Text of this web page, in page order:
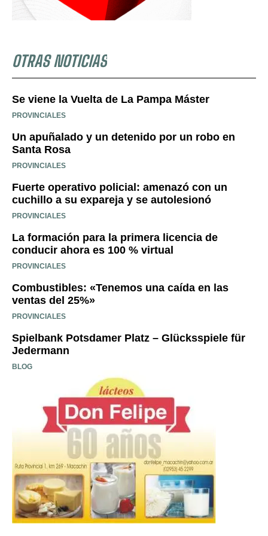
OTRAS NOTICIAS
Se viene la Vuelta de La Pampa Máster
PROVINCIALES
Un apuñalado y un detenido por un robo en
Santa Rosa
PROVINCIALES
Fuerte operativo policial: amenazó con un
cuchillo a su expareja y se autolesionó
PROVINCIALES
La formación para la primera licencia de
conducir ahora es 100 % virtual
PROVINCIALES
Combustibles: «Tenemos una caída en las
ventas del 25%»
PROVINCIALES
Spielbank Potsdamer Platz – Glücksspiele für
Jedermann
BLOG